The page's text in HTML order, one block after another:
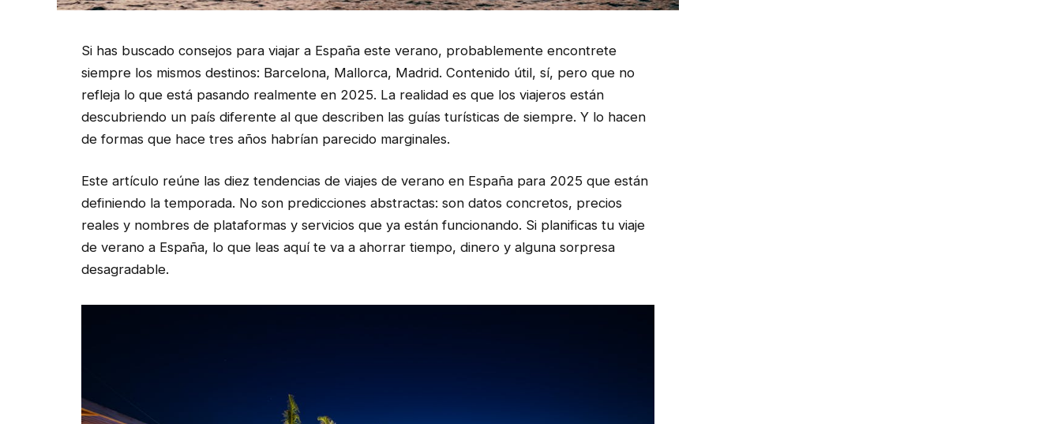
Si has buscado consejos para viajar a España este verano, probablemente encontrete
siempre los mismos destinos: Barcelona, Mallorca, Madrid. Contenido útil, sí, pero que no
refleja lo que está pasando realmente en 2025. La realidad es que los viajeros están
descubriendo un país diferente al que describen las guías turísticas de siempre. Y lo hacen
de formas que hace tres años habrían parecido marginales.
Este artículo reúne las diez tendencias de viajes de verano en España para 2025 que están
definiendo la temporada. No son predicciones abstractas: son datos concretos, precios
reales y nombres de plataformas y servicios que ya están funcionando. Si planificas tu viaje
de verano a España, lo que leas aquí te va a ahorrar tiempo, dinero y alguna sorpresa
desagradable.